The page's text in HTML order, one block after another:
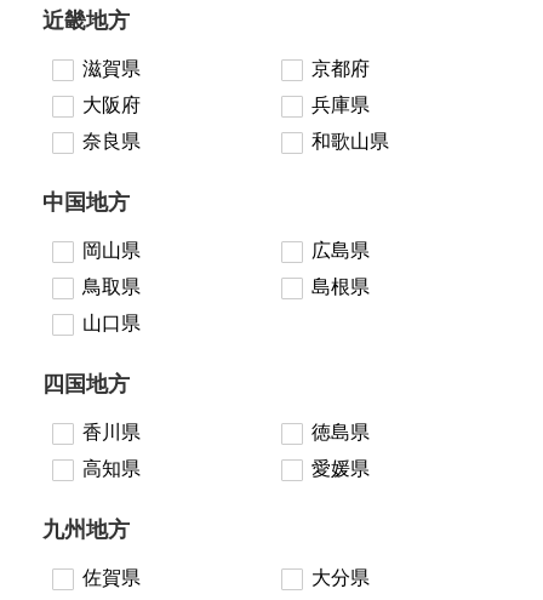
近畿地方
滋賀県
京都府
大阪府
兵庫県
奈良県
和歌山県
中国地方
岡山県
広島県
鳥取県
島根県
山口県
四国地方
香川県
徳島県
高知県
愛媛県
九州地方
佐賀県
大分県